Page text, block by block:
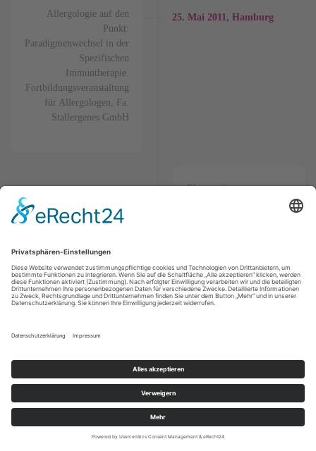
25. Mai 2011, Hamburg
Allergologie auf den
Punkt:
Paradigmenwechsel in der
Spezifischen
Immuntherapie.
Fortbildungsveranstaltung
für Allergologen, Fa.
Stallergenes GmbH
Ekzematöse
Hamburg
Spezifische
Immuntherapie: Warum –
lange ?
für Allergologen, Fa.